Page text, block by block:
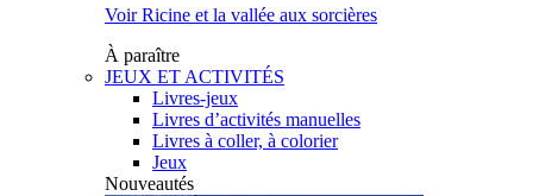
Voir Ricine et la vallée aux sorcières
À paraître
JEUX ET ACTIVITÉS
Livres-jeux
Livres d’activités manuelles
Livres à coller, à colorier
Jeux
Nouveautés